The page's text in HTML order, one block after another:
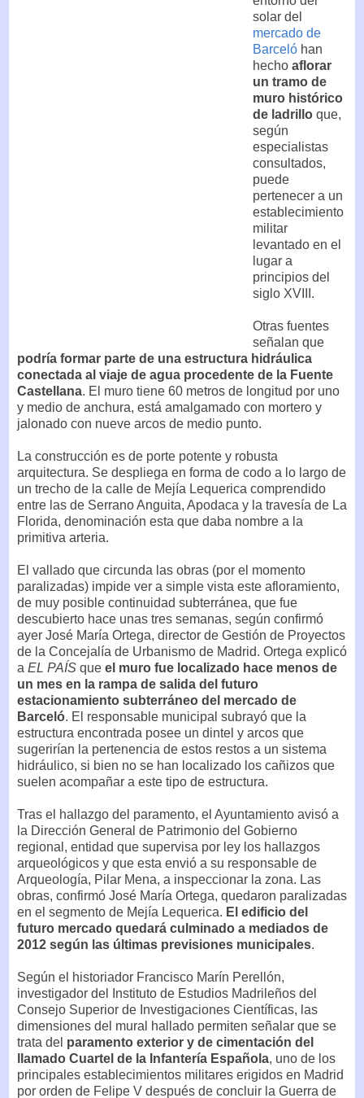
solar del
mercado de
Barceló han
hecho aflorar
un tramo de
muro histórico
de ladrillo que,
según
especialistas
consultados,
puede
pertenecer a un
establecimiento
militar
levantado en el
lugar a
principios del
siglo XVIII.
Otras fuentes
señalan que
podría formar parte de una estructura hidráulica
conectada al viaje de agua procedente de la Fuente
Castellana. El muro tiene 60 metros de longitud por uno
y medio de anchura, está amalgamado con mortero y
jalonado con nueve arcos de medio punto.
La construcción es de porte potente y robusta
arquitectura. Se despliega en forma de codo a lo largo de
un trecho de la calle de Mejía Lequerica comprendido
entre las de Serrano Anguita, Apodaca y la travesía de La
Florida, denominación esta que daba nombre a la
primitiva arteria.
El vallado que circunda las obras (por el momento
paralizadas) impide ver a simple vista este afloramiento,
de muy posible continuidad subterránea, que fue
descubierto hace unas tres semanas, según confirmó
ayer José María Ortega, director de Gestión de Proyectos
de la Concejalía de Urbanismo de Madrid. Ortega explicó
a EL PAÍS que el muro fue localizado hace menos de
un mes en la rampa de salida del futuro
estacionamiento subterráneo del mercado de
Barceló. El responsable municipal subrayó que la
estructura encontrada posee un dintel y arcos que
sugerirían la pertenencia de estos restos a un sistema
hidráulico, si bien no se han localizado los cañizos que
suelen acompañar a este tipo de estructura.
Tras el hallazgo del paramento, el Ayuntamiento avisó a
la Dirección General de Patrimonio del Gobierno
regional, entidad que supervisa por ley los hallazgos
arqueológicos y que esta envió a su responsable de
Arqueología, Pilar Mena, a inspeccionar la zona. Las
obras, confirmó José María Ortega, quedaron paralizadas
en el segmento de Mejía Lequerica. El edificio del
futuro mercado quedará culminado a mediados de
2012 según las últimas previsiones municipales.
Según el historiador Francisco Marín Perellón,
investigador del Instituto de Estudios Madrileños del
Consejo Superior de Investigaciones Científicas, las
dimensiones del mural hallado permiten señalar que se
trata del paramento exterior y de cimentación del
llamado Cuartel de la Infantería Española, uno de los
principales establecimientos militares erigidos en Madrid
por orden de Felipe V después de concluir la Guerra de